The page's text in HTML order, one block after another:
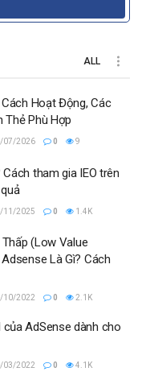
ALL
Hoạt Động, Các
Thẻ Phù Hợp
07/2026 0 9
tham gia IEO trên
11/2025 0 1.4K
(Low Value
Là Gì? Cách
10/2022 0 2.1K
AdSense dành cho
03/2022 0 4.1K